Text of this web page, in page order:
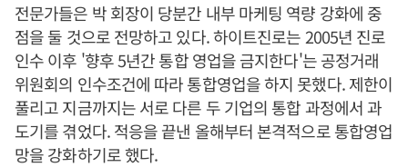
전문가들은 박 회장이 당분간 내부 마케팅 역량 강화에 중
점을 둘 것으로 전망하고 있다. 하이트진로는 2005년 진로
인수 이후 '향후 5년간 통합 영업을 금지한다'는 공정거래
위원회의 인수조건에 따라 통합영업을 하지 못했다. 제한이
풀리고 지금까지는 서로 다른 두 기업의 통합 과정에서 과
도기를 겪었다. 적응을 끝낸 올해부터 본격적으로 통합영업
망을 강화하기로 했다.